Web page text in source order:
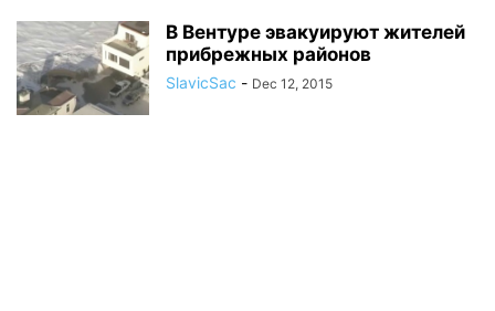
В Вентуре эвакуируют жителей
прибрежных районов
SlavicSac - Dec 12, 2015